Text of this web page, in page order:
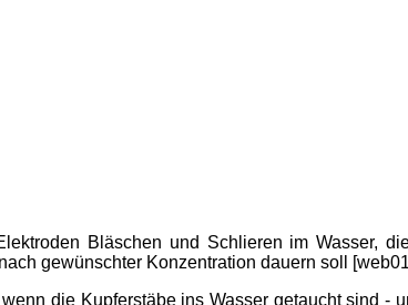
Bläschen und Schlieren im Wasser,
gewünschter Konzentration dauern soll
die Kupferstäbe ins Wasser getaucht sind -